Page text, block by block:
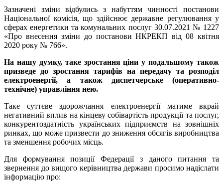
Зазначені зміни відбулись з набуттям чинності постанови
Національної комісія, що здійснює державне регулювання у
сферах енергетики та комунальних послуг 30.07.2021 № 1227
«Про внесення зміни до постанови НКРЕКП від 08 квітня
2020 року № 766».
На нашу думку, таке зростання ціни у подальшому також
призведе до зростання тарифів на передачу та розподіл
електроенергії, а також диспетчерське (оперативно-
технічне) управління нею.
Таке суттєве здорожчання електроенергії матиме вкрай
негативний вплив на кінцеву собівартість продукції та послуг,
конкурентоздатність українських підприємств на зовнішніх
ринках, що може призвести до зниження обсягів виробництва
та зменшення робочих місць.
Для формування позиції Федерації з даного питання та
звернення до вищого керівництва держави просимо надіслати
інформацію про: